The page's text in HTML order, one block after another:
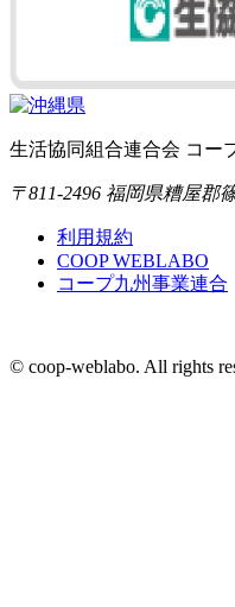
生活協同組合連合会 コー
〒811-2496 福岡県糟屋郡
利用規約
COOP WEBLABO
コープ九州事業連合
© coop-weblabo. All rights